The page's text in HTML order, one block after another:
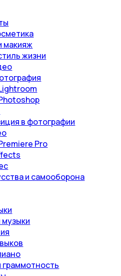
макияж
жизни
в фотографии
Pro
и самооборона
граммотность